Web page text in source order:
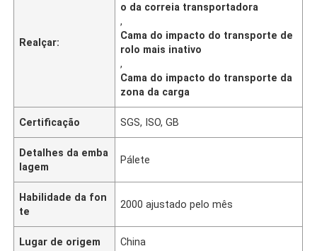
Realçar:
o da correia transportadora
,
Cama do impacto do transporte de
rolo mais inativo
,
Cama do impacto do transporte da
zona da carga
Certificação SGS, ISO, GB
Detalhes da emba
lagem
Pálete
Habilidade da fon
te
2000 ajustado pelo mês
Lugar de origem China